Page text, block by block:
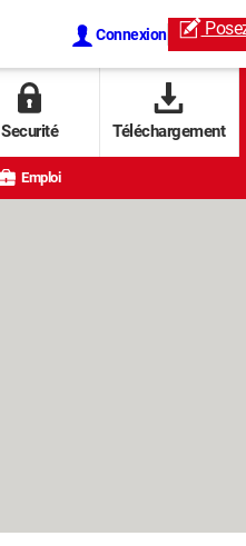
Connexion
Securité Téléchargement
Emploi